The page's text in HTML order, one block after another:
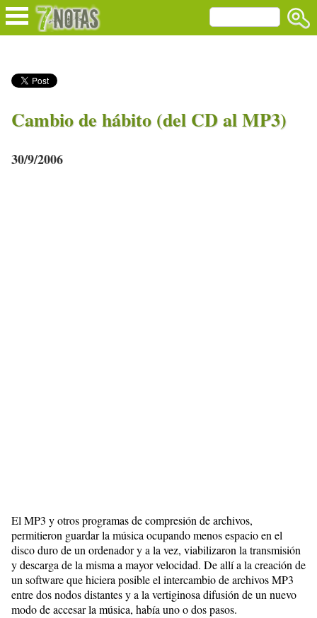
Cambio de hábito (del CD al MP3)
30/9/2006
El MP3 y otros programas de compresión de archivos,
permitieron guardar la música ocupando menos espacio en el
disco duro de un ordenador y a la vez, viabilizaron la transmisión
y descarga de la misma a mayor velocidad. De allí a la creación de
un software que hiciera posible el intercambio de archivos MP3
entre dos nodos distantes y a la vertiginosa difusión de un nuevo
modo de accesar la música, había uno o dos pasos.